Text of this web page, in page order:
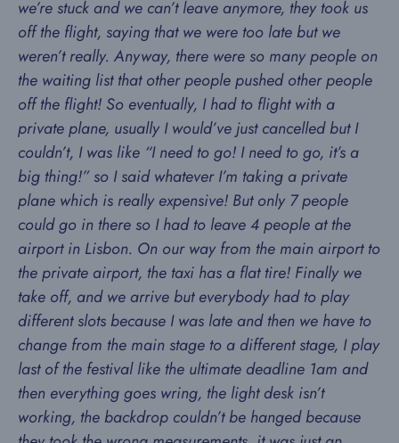
we’re stuck and we can’t leave anymore, they took us
off the flight, saying that we were too late but we
weren’t really. Anyway, there were so many people on
the waiting list that other people pushed other people
off the flight! So eventually, I had to flight with a
private plane, usually I would’ve just cancelled but I
couldn’t, I was like “I need to go! I need to go, it’s a
big thing!” so I said whatever I’m taking a private
plane which is really expensive! But only 7 people
could go in there so I had to leave 4 people at the
airport in Lisbon. On our way from the main airport to
the private airport, the taxi has a flat tire! Finally we
take off, and we arrive but everybody had to play
different slots because I was late and then we have to
change from the main stage to a different stage, I play
last of the festival like the ultimate deadline 1am and
then everything goes wring, the light desk isn’t
working, the backdrop couldn’t be hanged because